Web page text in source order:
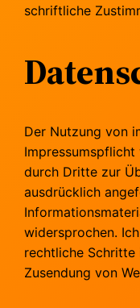
schriftliche
Der Nutzung von
durch Dritte zur
ausdrücklich
widersprochen.
rechtliche Schritte
Zusendung von